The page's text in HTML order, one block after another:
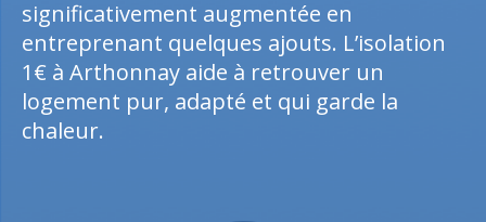
significativement augmentée en
entreprenant quelques ajouts. L’isolation
1€ à Arthonnay aide à retrouver un
logement pur, adapté et qui garde la
chaleur.